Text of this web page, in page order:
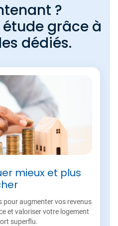
?
grâce à
dédiés.
mieux et plus
pour augmenter vos revenus
et valoriser votre logement
superflu.